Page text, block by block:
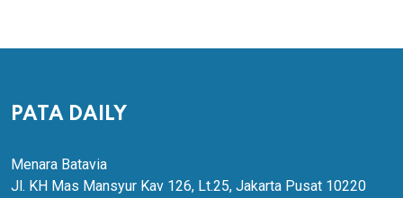
PATA DAILY
Menara Batavia
Jl. KH Mas Mansyur Kav 126, Lt.25, Jakarta Pusat 10220